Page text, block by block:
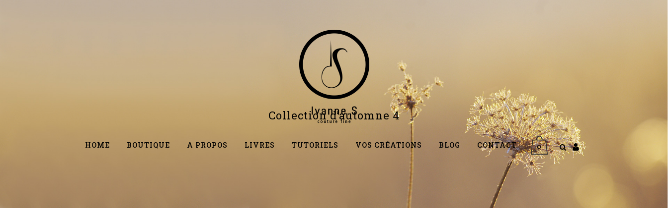
HOME BOUTIQUE A PROPOS LIVRES TUTORIELS VOS CRÉATIONS BLOG CONTACT 0
Collection d’automne 4